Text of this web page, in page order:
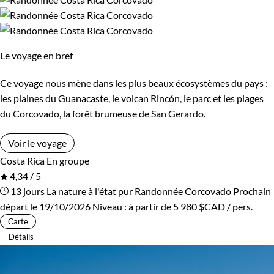
Cap-Vert Chili
Chine
Congo Corée du Sud
Costa Rica Croatie
Cuba
Egypte
Espagne Estonie
Eswatini
Trek Vélo
VTT / Gravel
Afficher plus
Budget
De 1 250 à 2 000 $CAD
De 2 000 à 3 000 $CAD
Plus de 3 000 $CAD
Le voyage en bref
Ce voyage nous mène dans les plus beaux écosystèmes du pays :
les plaines du Guanacaste, le volcan Rincón, le parc et les plages
du Corcovado, la forêt brumeuse de San Gerardo.
Voir le voyage
Costa Rica En groupe
4,34 / 5
13 jours La nature à l'état pur Randonnée Corcovado Prochain
départ le 19/10/2026 Niveau : à partir de 5 980 $CAD / pers.
Carte
Détails